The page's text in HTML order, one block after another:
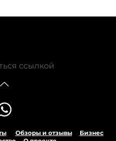
ссылкой
Обзоры и отзывы
Бизнес